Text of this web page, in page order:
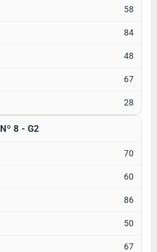
58
84
48
67
28
Nº 8 - G2
70
60
86
50
67